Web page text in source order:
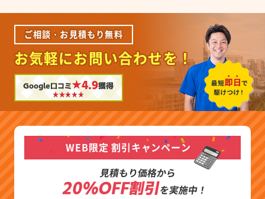
ご相談・お見積もり無料
お気軽にお問い合わせを！
Google口コミ★4.9獲得
WEB限定 割引キャンペーン
見積もり価格から
20%OFF割引を実施中！